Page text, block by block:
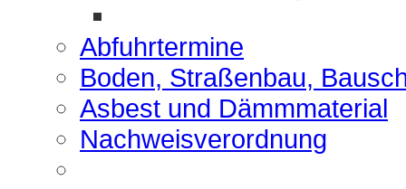
Abfuhrtermine
Boden, Straßenbau,
Asbest und Dämmmaterial
Nachweisverordnung